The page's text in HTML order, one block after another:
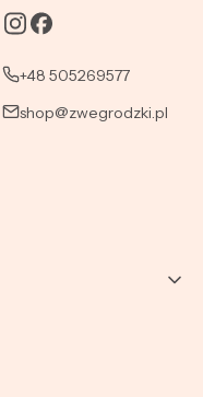
+48 505269577
shop@zwegrodzki.pl